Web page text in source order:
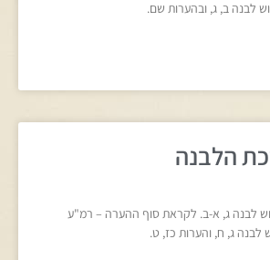
הלבנה
קידוש לבנה ג, א-ב. לקראת סוף ההערה – רמ"ע
לבנה ג, ח, והערות כז, ט.